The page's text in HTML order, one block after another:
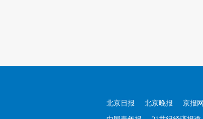
北京日报 北京晚报 京报网